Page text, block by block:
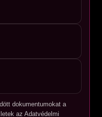
dokumentumokat a
az Adatvédelmi